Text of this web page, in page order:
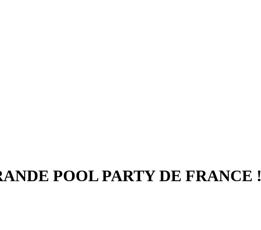
POOL PARTY DE FRANCE !